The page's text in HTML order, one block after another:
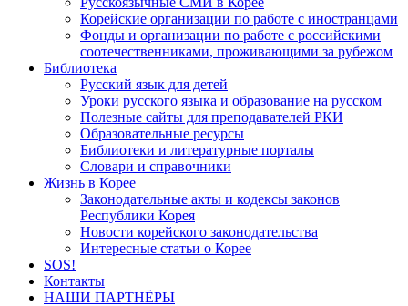
Корейские организации по работе с иностранцами
Фонды и организации по работе с российскими
соотечественниками, проживающими за рубежом
Библиотека
Русский язык для детей
Уроки русского языка и образование на русском
Полезные сайты для преподавателей РКИ
Образовательные ресурсы
Библиотеки и литературные порталы
Словари и справочники
Жизнь в Корее
Законодательные акты и кодексы законов
Республики Корея
Новости корейского законодательства
Интересные статьи о Корее
SOS!
Контакты
НАШИ ПАРТНЁРЫ